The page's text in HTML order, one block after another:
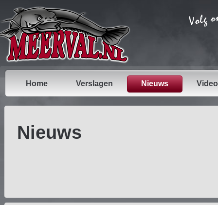
Home Verslagen Nieuws
Nieuws